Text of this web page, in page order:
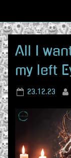
to
content
All I
my left
Posted
23.12.23